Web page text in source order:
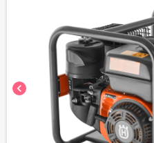
chevron_left